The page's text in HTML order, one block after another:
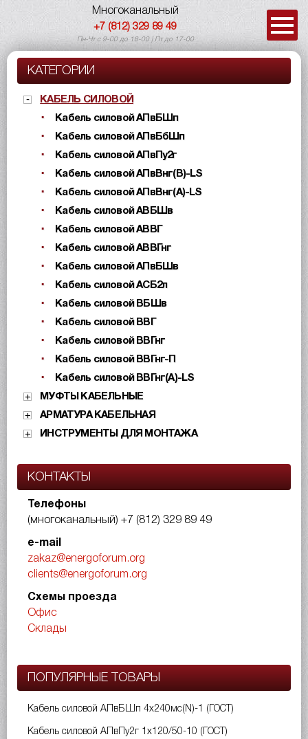
Многоканальный
+7 (812) 329 89 49
Пн-Чт с 9-00 до 18-00 | Пт до 17-00
КАТЕГОРИИ
КАБЕЛЬ СИЛОВОЙ
Кабель силовой АПвБШп
Кабель силовой АПвБбШп
Кабель силовой АПвПу2г
Кабель силовой АПвВнг(B)-LS
Кабель силовой АПвВнг(A)-LS
Кабель силовой АВБШв
Кабель силовой АВВГ
Кабель силовой АВВГнг
Кабель силовой АПвБШв
Кабель силовой АСБ2л
Кабель силовой ВБШв
Кабель силовой ВВГ
Кабель силовой ВВГнг
Кабель силовой ВВГнг-П
Кабель силовой ВВГнг(А)-LS
МУФТЫ КАБЕЛЬНЫЕ
АРМАТУРА КАБЕЛЬНАЯ
ИНСТРУМЕНТЫ ДЛЯ МОНТАЖА
КОНТАКТЫ
Телефоны
(многоканальный) +7 (812) 329 89 49
e-mail
zakaz@energoforum.org
clients@energoforum.org
Схемы проезда
Офис
Склады
ПОПУЛЯРНЫЕ ТОВАРЫ
Кабель силовой АПвБШп 4х240мс(N)-1 (ГОСТ)
Кабель силовой АПвПу2г 1х120/50-10 (ГОСТ)